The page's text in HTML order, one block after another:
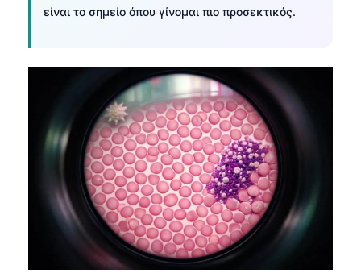
είναι το σημείο όπου γίνομαι πιο προσεκτικός.